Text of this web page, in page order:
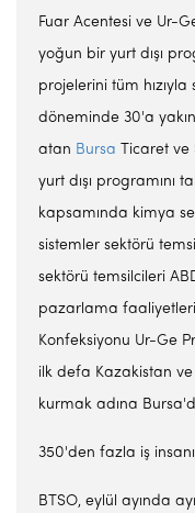
Fuar Acentesi ve Ur-
yoğun bir yurt dışı
projelerini tüm hızıyla
döneminde 30'a
atan Bursa Ticaret ve
yurt dışı programını
kapsamında kimya
sistemler sektörü
sektörü temsilcileri
pazarlama
Konfeksiyonu Ur-Ge
ilk defa Kazakistan ve
kurmak adına
350'den fazla iş insanı
BTSO, eylül ayında